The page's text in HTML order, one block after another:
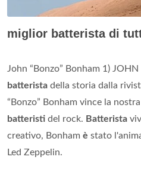
miglior batterista di
John “Bonzo” Bonham 1)
batterista della storia dalla
“Bonzo” Bonham vince la
batteristi del rock. Batterista
creativo, Bonham è stato
Led Zeppelin.